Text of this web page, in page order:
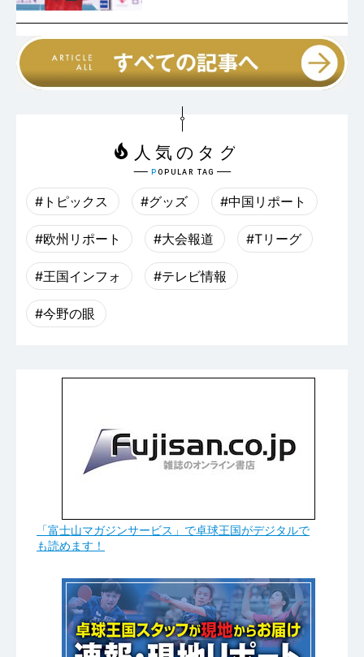
#トピックス #グッズ #中国リポート
#欧州リポート #大会報道 #Tリーグ
#王国インフォ #テレビ情報
#今野の眼
「富士山マガジンサービス」で卓球王国がデジタルで
も読めます！